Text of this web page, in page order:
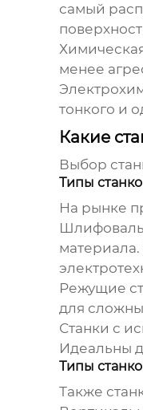
самый
менее
тонкого и
Какие
Выбор
Типы
На рынке
Режущие
для
Станки с
Идеальны
Типы
Также